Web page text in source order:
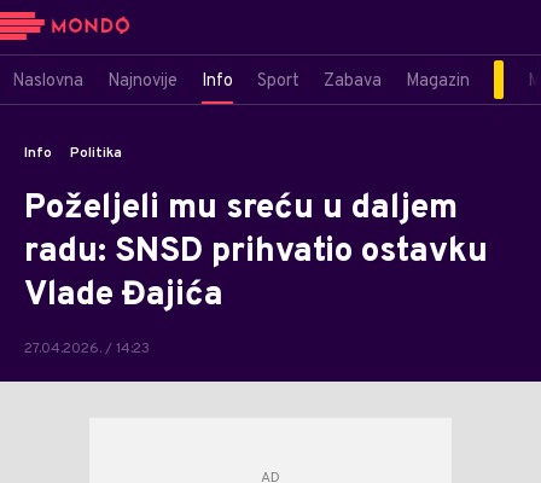
Naslovna Najnovije Info Sport Zabava Magazin
Info Politika
Poželjeli mu sreću u daljem
radu: SNSD prihvatio ostavku
Vlade Đajića
27.04.2026. / 14:23